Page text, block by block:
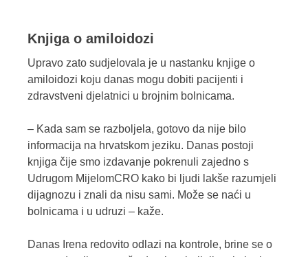
Knjiga o amiloidozi
Upravo zato sudjelovala je u nastanku knjige o
amiloidozi koju danas mogu dobiti pacijenti i
zdravstveni djelatnici u brojnim bolnicama.
– Kada sam se razboljela, gotovo da nije bilo
informacija na hrvatskom jeziku. Danas postoji
knjiga čije smo izdavanje pokrenuli zajedno s
Udrugom MijelomCRO kako bi ljudi lakše razumjeli
dijagnozu i znali da nisu sami. Može se naći u
bolnicama i u udruzi – kaže.
Danas Irena redovito odlazi na kontrole, brine se o